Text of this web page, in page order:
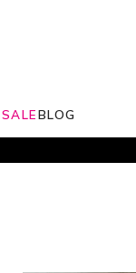
SALEBLOG